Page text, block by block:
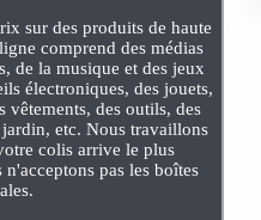
sur des produits de haute
comprend des médias
de la musique et des jeux
électroniques, des jouets,
vêtements, des outils, des
etc. Nous travaillons
colis arrive le plus
pas les boîtes